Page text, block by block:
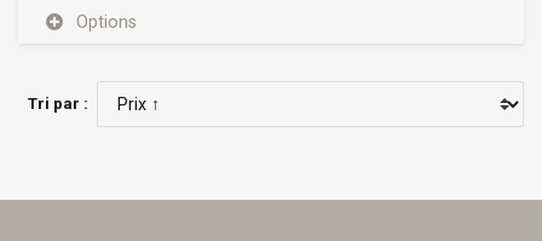
Options
Tri par :